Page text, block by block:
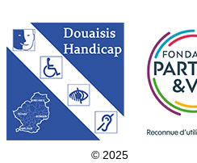
© 2025